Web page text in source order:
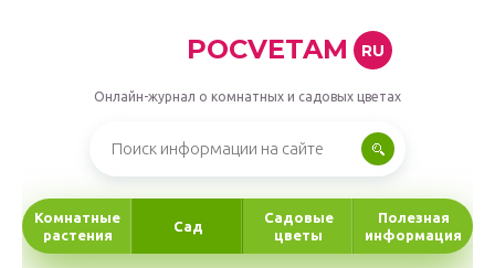
POCVETAM RU
Онлайн-журнал о комнатных и садовых цветах
Комнатные
растения
Сад
Садовые
цветы
Полезная
информация